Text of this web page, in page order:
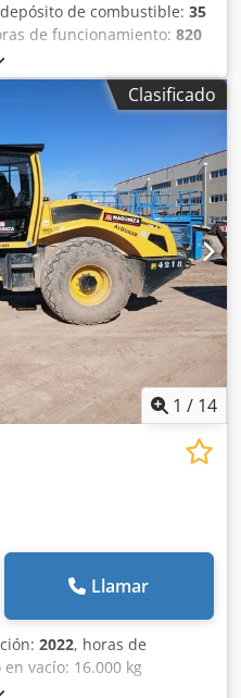
de combustible: 35
de funcionamiento: 820
(lxanxal): 253 x 127
del monte (Toledo) El
tareas de compactación
de carreteras.
sencillos y
en estado operativo,
el primer día. Perfecto para
de segunda mano.
1.200 mm Diámetro
Ajfx Ap Heck Capacidad de
Clasificado
1 / 14
Llamar
2022, horas de
en vacío: 16.000 kg
x 299 cm Ubicación: El